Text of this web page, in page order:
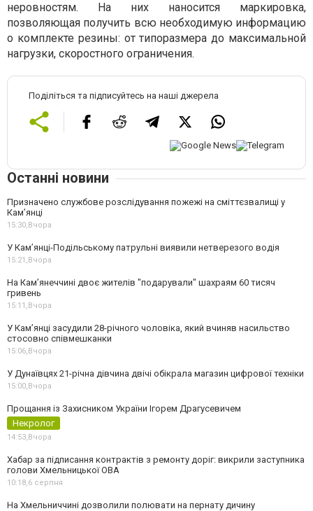
неровностям. На них наносится маркировка,
позволяющая получить всю необходимую информацию
о комплекте резины: от типоразмера до максимальной
нагрузки, скоростного ограничения.
Поділіться та підписуйтесь на наші джерела
Останні новини
Призначено службове розслідування пожежі на сміттєзвалищі у
Кам’янці
15:30,Вчора
У Кам’янці-Подільському патрульні виявили нетверезого водія
15:21,Вчора
На Камʼянеччині двоє жителів "подарували" шахраям 60 тисяч
гривень
15:11,Вчора
У Камʼянці засудили 28-річного чоловіка, який вчиняв насильство
стосовно співмешканки
15:06,Вчора
У Дунаївцях 21-річна дівчина двічі обікрала магазин цифрової техніки
15:00,Вчора
Прощання із Захисником України Ігорем Драгусевичем
Некролог
14:53,Вчора
Хабар за підписання контрактів з ремонту доріг: викрили заступника
голови Хмельницької ОВА
10:18,6 серпня
На Хмельниччині дозволили полювати на пернату дичину